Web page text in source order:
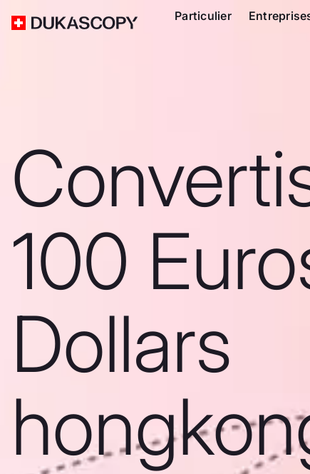
Particulier
100
Dollars